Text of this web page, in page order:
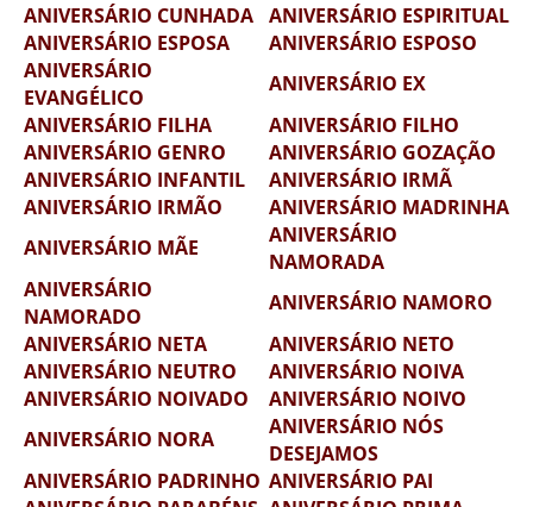
ANIVERSÁRIO CUNHADA ANIVERSÁRIO ESPIRITUAL
ANIVERSÁRIO ESPOSA
ANIVERSÁRIO ESPOSO
ANIVERSÁRIO
EVANGÉLICO
ANIVERSÁRIO EX
ANIVERSÁRIO FILHA
ANIVERSÁRIO FILHO
ANIVERSÁRIO GENRO
ANIVERSÁRIO GOZAÇÃO
ANIVERSÁRIO INFANTIL
ANIVERSÁRIO IRMÃ
ANIVERSÁRIO IRMÃO
ANIVERSÁRIO MADRINHA
ANIVERSÁRIO MÃE
ANIVERSÁRIO
NAMORADA
ANIVERSÁRIO
NAMORADO
ANIVERSÁRIO NAMORO
ANIVERSÁRIO NETA
ANIVERSÁRIO NETO
ANIVERSÁRIO NEUTRO
ANIVERSÁRIO NOIVA
ANIVERSÁRIO NOIVADO
ANIVERSÁRIO NOIVO
ANIVERSÁRIO NORA
ANIVERSÁRIO NÓS
DESEJAMOS
ANIVERSÁRIO PADRINHO ANIVERSÁRIO PAI